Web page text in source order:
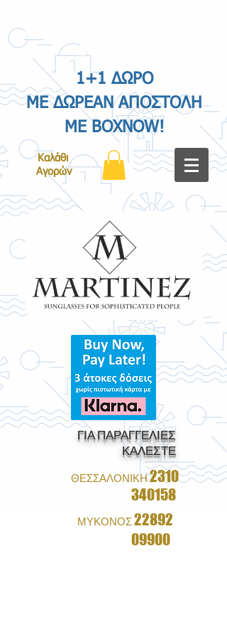
& ΔΩΡΕΑΝ ΑΠΟΣΤΟΛΗ ΜΕ
BOXNOW!
1+1 ΔΩΡΟ
ΜΕ ΔΩΡΕΑΝ ΑΠΟΣΤΟΛΗ
ΜΕ BOXNOW!
Καλάθι
Αγορών
ΓΙΑ ΠΑΡΑΓΓΕΛΙΕΣ
ΚΑΛΕΣΤΕ
ΘΕΣΣΑΛΟΝΙΚΗ2310
340158
ΜΥΚΟΝΟΣ22892
09900